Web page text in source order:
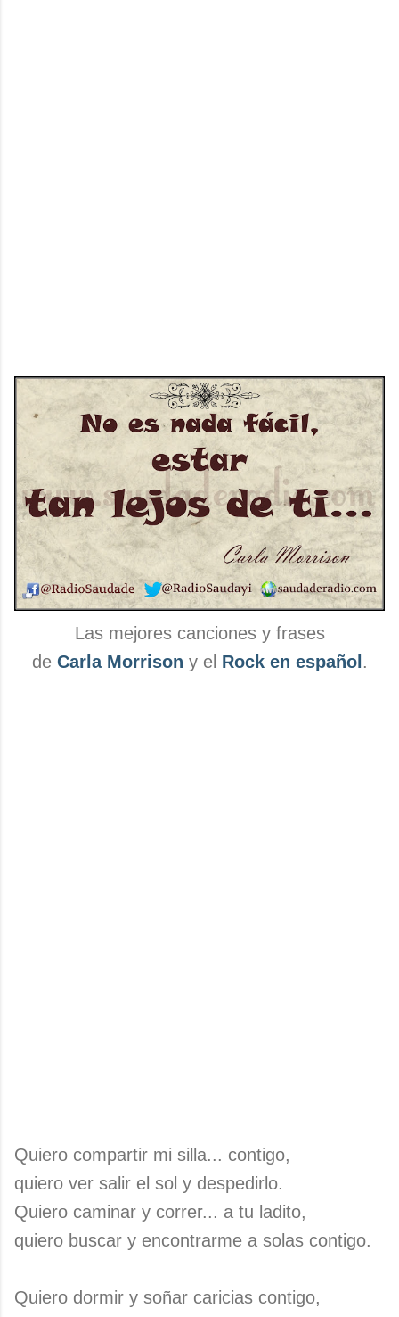
Las mejores canciones y frases
de Carla Morrison y el Rock en español .
Quiero compartir mi silla... contigo,
quiero ver salir el sol y despedirlo.
Quiero caminar y correr... a tu ladito,
quiero buscar y encontrarme a solas contigo.
Quiero dormir y soñar caricias contigo,